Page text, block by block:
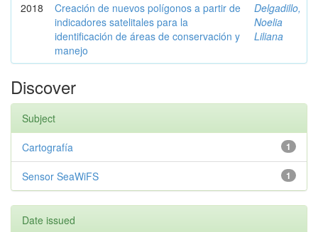
2018
Creación de nuevos polígonos a partir de
indicadores satelitales para la
identificación de áreas de conservación y
manejo
Delgadillo,
Noelia
Liliana
Discover
Subject
1
Cartografía
1
Sensor SeaWiFS
Date issued